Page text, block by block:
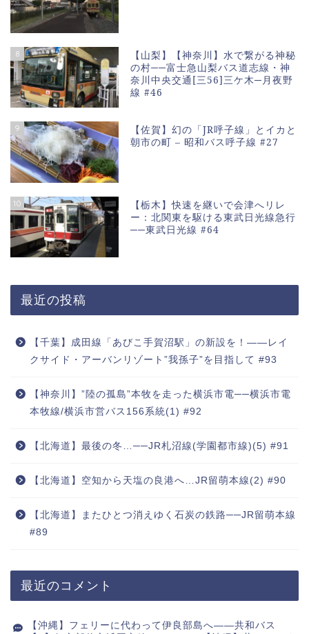
8
【山梨】【神奈川】水で繋がる神秘
の村──富士急山梨バス道志線・神
奈川中央交通[三56]三ケ木─月夜野
線 #46
9
【佐賀】幻の「JR呼子線」とイカと
朝市の町 – 昭和バス呼子線 #27
10
【栃木】快速を継いで会津へリレ
ー：北関東を駆ける東武日光線急行
──東武日光線 #64
最近の投稿
【千葉】成田線「あびこ手賀沼駅」の新設を！――レイ
クサイド・アーバンリゾート”我孫子”を目指して #93
【神奈川】”陸の孤島”本牧を走った横浜市電──横浜市電
本牧線/横浜市営バス156系統(1) #92
【北海道】最後の冬…──JR札沼線(学園都市線)(5) #91
【北海道】空知から天塩の良港へ…JR留萌本線(2) #90
【北海道】またひとつ消えゆく石炭の鉄路──JR留萌本線
#89
最近のコメント
【沖縄】フェリーに代わって伊良部島へ――共和バス